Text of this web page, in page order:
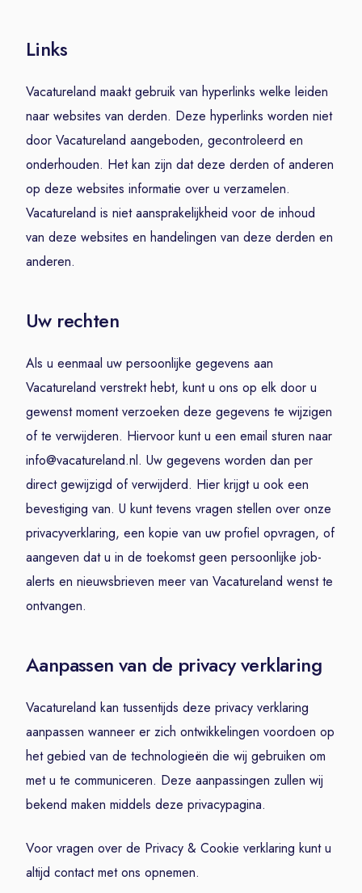
Links
Vacatureland maakt gebruik van hyperlinks welke leiden
naar websites van derden. Deze hyperlinks worden niet
door Vacatureland aangeboden, gecontroleerd en
onderhouden. Het kan zijn dat deze derden of anderen
op deze websites informatie over u verzamelen.
Vacatureland is niet aansprakelijkheid voor de inhoud
van deze websites en handelingen van deze derden en
anderen.
Uw rechten
Als u eenmaal uw persoonlijke gegevens aan
Vacatureland verstrekt hebt, kunt u ons op elk door u
gewenst moment verzoeken deze gegevens te wijzigen
of te verwijderen. Hiervoor kunt u een email sturen naar
info@vacatureland.nl. Uw gegevens worden dan per
direct gewijzigd of verwijderd. Hier krijgt u ook een
bevestiging van. U kunt tevens vragen stellen over onze
privacyverklaring, een kopie van uw profiel opvragen, of
aangeven dat u in de toekomst geen persoonlijke job-
alerts en nieuwsbrieven meer van Vacatureland wenst te
ontvangen.
Aanpassen van de privacy verklaring
Vacatureland kan tussentijds deze privacy verklaring
aanpassen wanneer er zich ontwikkelingen voordoen op
het gebied van de technologieën die wij gebruiken om
met u te communiceren. Deze aanpassingen zullen wij
bekend maken middels deze privacypagina.
Voor vragen over de Privacy & Cookie verklaring kunt u
altijd contact met ons opnemen.